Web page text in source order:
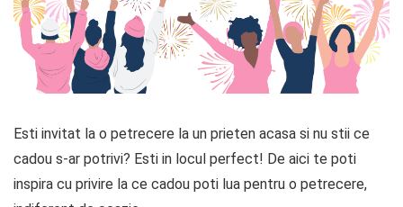
Esti invitat la o petrecere la un prieten acasa si nu stii ce
cadou s-ar potrivi? Esti in locul perfect! De aici te poti
inspira cu privire la ce cadou poti lua pentru o petrecere,